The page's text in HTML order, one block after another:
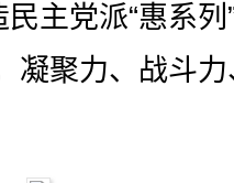
主党派“惠系列
凝聚力、战斗